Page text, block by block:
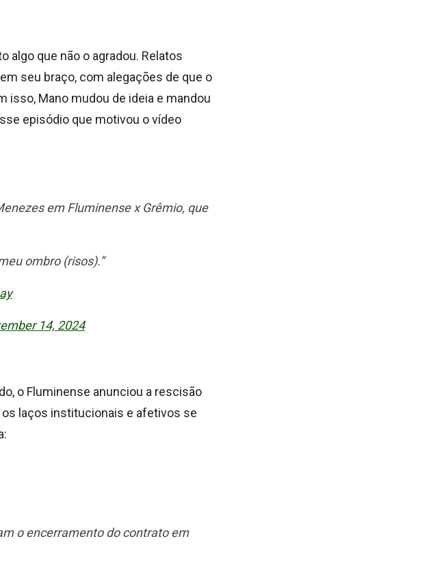
algo que não o agradou. Relatos
seu braço, com alegações de que o
isso, Mano mudou de ideia e mandou
episódio que motivou o vídeo
em Fluminense x Grêmio, que
ombro (risos).”
14, 2024
o Fluminense anunciou a rescisão
laços institucionais e afetivos se
o encerramento do contrato em